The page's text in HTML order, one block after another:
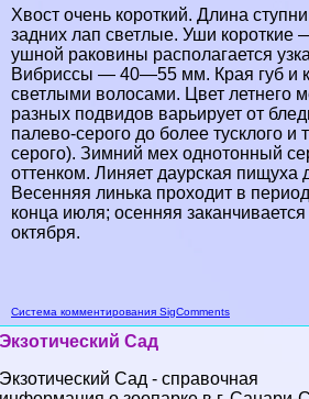
Хвост очень короткий. Длина
задних лап светлые. Уши
ушной paковины располагается
Вибриссы — 40—55 мм. Края губ и
светлыми волосами. Цвет летнего
разных подвидов варьирует от
палево-серого до более тусклого и
серого). Зимний мех однотонный
оттенком. Линяет даурская пищуха
Весенняя линька проходит в
конца июля; осенняя
октября.
Система комментирования SigComments
Экзотический Сад
Экзотический Сад - справочная